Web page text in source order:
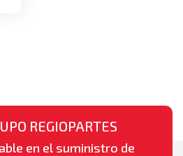
REGIOPARTES
en el suministro de